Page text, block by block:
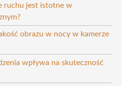
ruchu jest istotne w
obrazu w nocy w kamerze
wpływa na skuteczność